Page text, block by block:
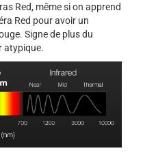
Red, même si on apprend
Red pour avoir un
Signe de plus du
atypique.